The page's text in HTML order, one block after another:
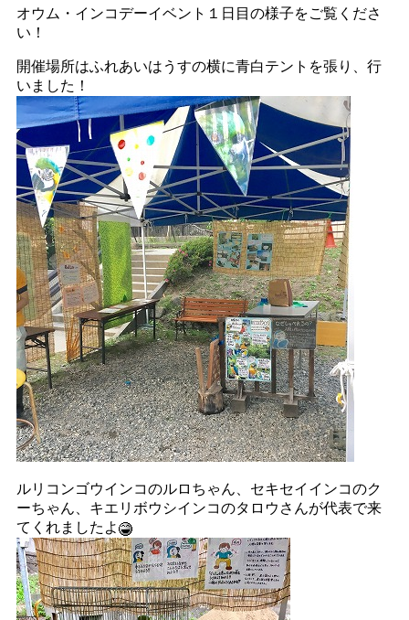
オウム・インコデーイベント１日目の様子をご覧くださ
い！
開催場所はふれあいはうすの横に青白テントを張り、行
いました！
ルリコンゴウインコのルロちゃん、セキセイインコのク
ーちゃん、キエリボウシインコのタロウさんが代表で来
てくれましたよ